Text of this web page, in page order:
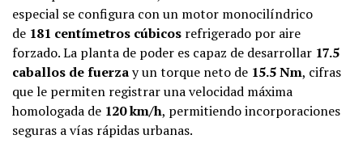
especial se configura con un motor monocilíndrico
de 181 centímetros cúbicos refrigerado por aire
forzado. La planta de poder es capaz de desarrollar 17.5
caballos de fuerzay un torque neto de 15.5 Nm, cifras
que le permiten registrar una velocidad máxima
homologada de 120 km/h, permitiendo incorporaciones
seguras a vías rápidas urbanas.